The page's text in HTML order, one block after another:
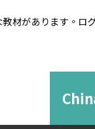
教材があります。ロ